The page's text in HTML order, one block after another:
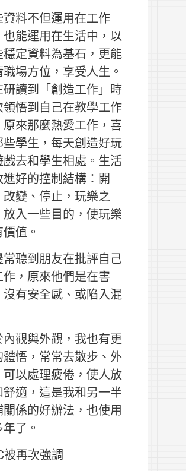
資料不但運用在工作
也能運用在生活中，以
穩定資料為基石，更能
場方位，享受人生。
研讀到「創造工作」時
領悟到自己在教學工作
原來那麼熱愛工作，喜
些學生，每天創造好玩
戲去和學生相處。生活
進好的控制結構：開
變、停止，玩樂之
放入一些目的，使玩樂
值。
常聽到朋友在批評自己
作，原來他們是在害
沒有安全感、或陷入混
內觀與外觀，我也有更
體悟，常常去散步、外
可以處理疲倦，使人放
舒適，這是我和另一半
係的好辦法，也使用
了。
被再次強調